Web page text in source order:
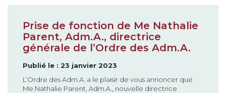
Prise de fonction de Me Nathalie
Parent, Adm.A., directrice
générale de l’Ordre des Adm.A.
Publié le : 23 janvier 2023
L’Ordre des Adm.A. a le plaisir de vous annoncer que
Me Nathalie Parent, Adm.A., nouvelle directrice